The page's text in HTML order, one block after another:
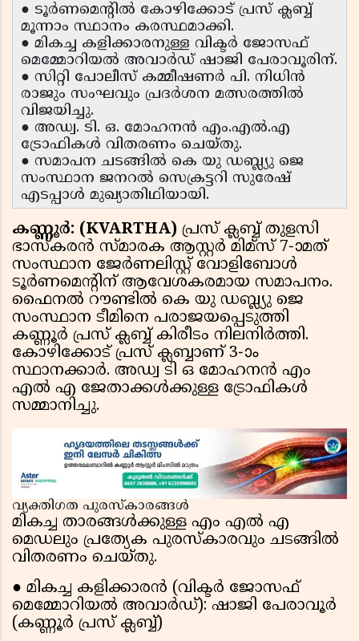
● ടൂർണമെന്റിൽ കോഴിക്കോട് പ്രസ് ക്ലബ്ബ്
മൂന്നാം സ്ഥാനം കരസ്ഥമാക്കി.
● മികച്ച കളിക്കാരനുള്ള വിക്ടർ ജോസഫ്
മെമ്മോറിയൽ അവാർഡ് ഷാജി പേരാവൂരിന്.
● സിറ്റി പോലീസ് കമ്മീഷണർ പി. നിധിൻ
രാജും സംഘവും പ്രദർശന മത്സരത്തിൽ
വിജയിച്ചു.
● അഡ്വ. ടി. ഒ. മോഹനൻ എം.എൽ.എ
ട്രോഫികൾ വിതരണം ചെയ്തു.
● സമാപന ചടങ്ങിൽ കെ യു ഡബ്ല്യു ജെ
സംസ്ഥാന ജനറൽ സെക്രട്ടറി സുരേഷ്
എടപ്പാൾ മുഖ്യാതിഥിയായി.
കണ്ണൂർ: (KVARTHA) പ്രസ് ക്ലബ്ബ് തുളസി
ഭാസ്കരൻ സ്മാരക ആസ്റ്റർ മിമ്സ് 7-ാമത്
സംസ്ഥാന ജേർണലിസ്റ്റ് വോളിബോൾ
ടൂർണമെൻ്റിന് ആവേശകരമായ സമാപനം.
ഫൈനൽ റൗണ്ടിൽ കെ യു ഡബ്ല്യു ജെ
സംസ്ഥാന ടീമിനെ പരാജയപ്പെടുത്തി
കണ്ണൂർ പ്രസ് ക്ലബ്ബ് കിരീടം നിലനിർത്തി.
കോഴിക്കോട് പ്രസ് ക്ലബ്ബാണ് 3-ാം
സ്ഥാനക്കാർ. അഡ്വ ടി ഒ മോഹനൻ എം
എൽ എ ജേതാക്കൾക്കുള്ള ട്രോഫികൾ
സമ്മാനിച്ചു.
വ്യക്തിഗത പുരസ്കാരങ്ങൾ
മികച്ച താരങ്ങൾക്കുള്ള എം എൽ എ
മെഡലും പ്രത്യേക പുരസ്‌കാരവും ചടങ്ങിൽ
വിതരണം ചെയ്തു.
● മികച്ച കളിക്കാരൻ (വിക്ടർ ജോസഫ്
മെമ്മോറിയൽ അവാർഡ്): ഷാജി പേരാവൂർ
(കണ്ണൂർ പ്രസ് ക്ലബ്ബ്)